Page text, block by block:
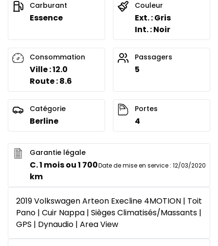
Carburant
Essence
Couleur
Ext. : Gris
Int. : Noir
Consommation
Ville : 12.0
Route : 8.6
Passagers
5
Catégorie
Berline
Portes
4
Garantie légale
C. 1 mois ou 1 700
km
Date de mise en service : 12/03/2020
2019 Volkswagen Arteon Execline 4MOTION | Toit
Pano | Cuir Nappa | Sièges Climatisés/Massants |
GPS | Dynaudio | Area View